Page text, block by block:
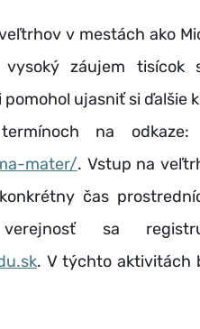
v mestách ako
záujem tisícok
pomohol ujasniť si ďalšie
na odkaze:
mater/. Vstup na
čas
sa
. V týchto aktivitách